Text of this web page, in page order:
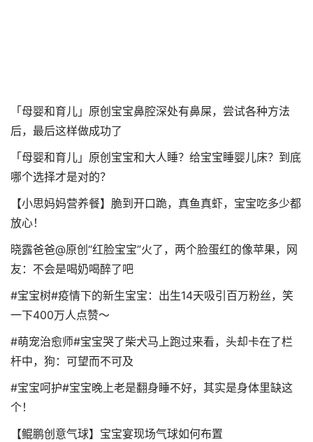
「母婴和育儿」原创宝宝鼻腔深处有鼻屎，尝试各种方法
后，最后这样做成功了
「母婴和育儿」原创宝宝和大人睡？给宝宝睡婴儿床？到底
哪个选择才是对的？
【小思妈妈营养餐】脆到开口跪，真鱼真虾，宝宝吃多少都
放心！
晓露爸爸@原创“红脸宝宝”火了，两个脸蛋红的像苹果，网
友：不会是喝奶喝醉了吧
#宝宝树#疫情下的新生宝宝：出生14天吸引百万粉丝，笑
一下400万人点赞～
#萌宠治愈师#宝宝哭了柴犬马上跑过来看，头却卡在了栏
杆中，狗：可望而不可及
#宝宝呵护#宝宝晚上老是翻身睡不好，其实是身体里缺这
个！
【鲲鹏创意气球】宝宝宴现场气球如何布置